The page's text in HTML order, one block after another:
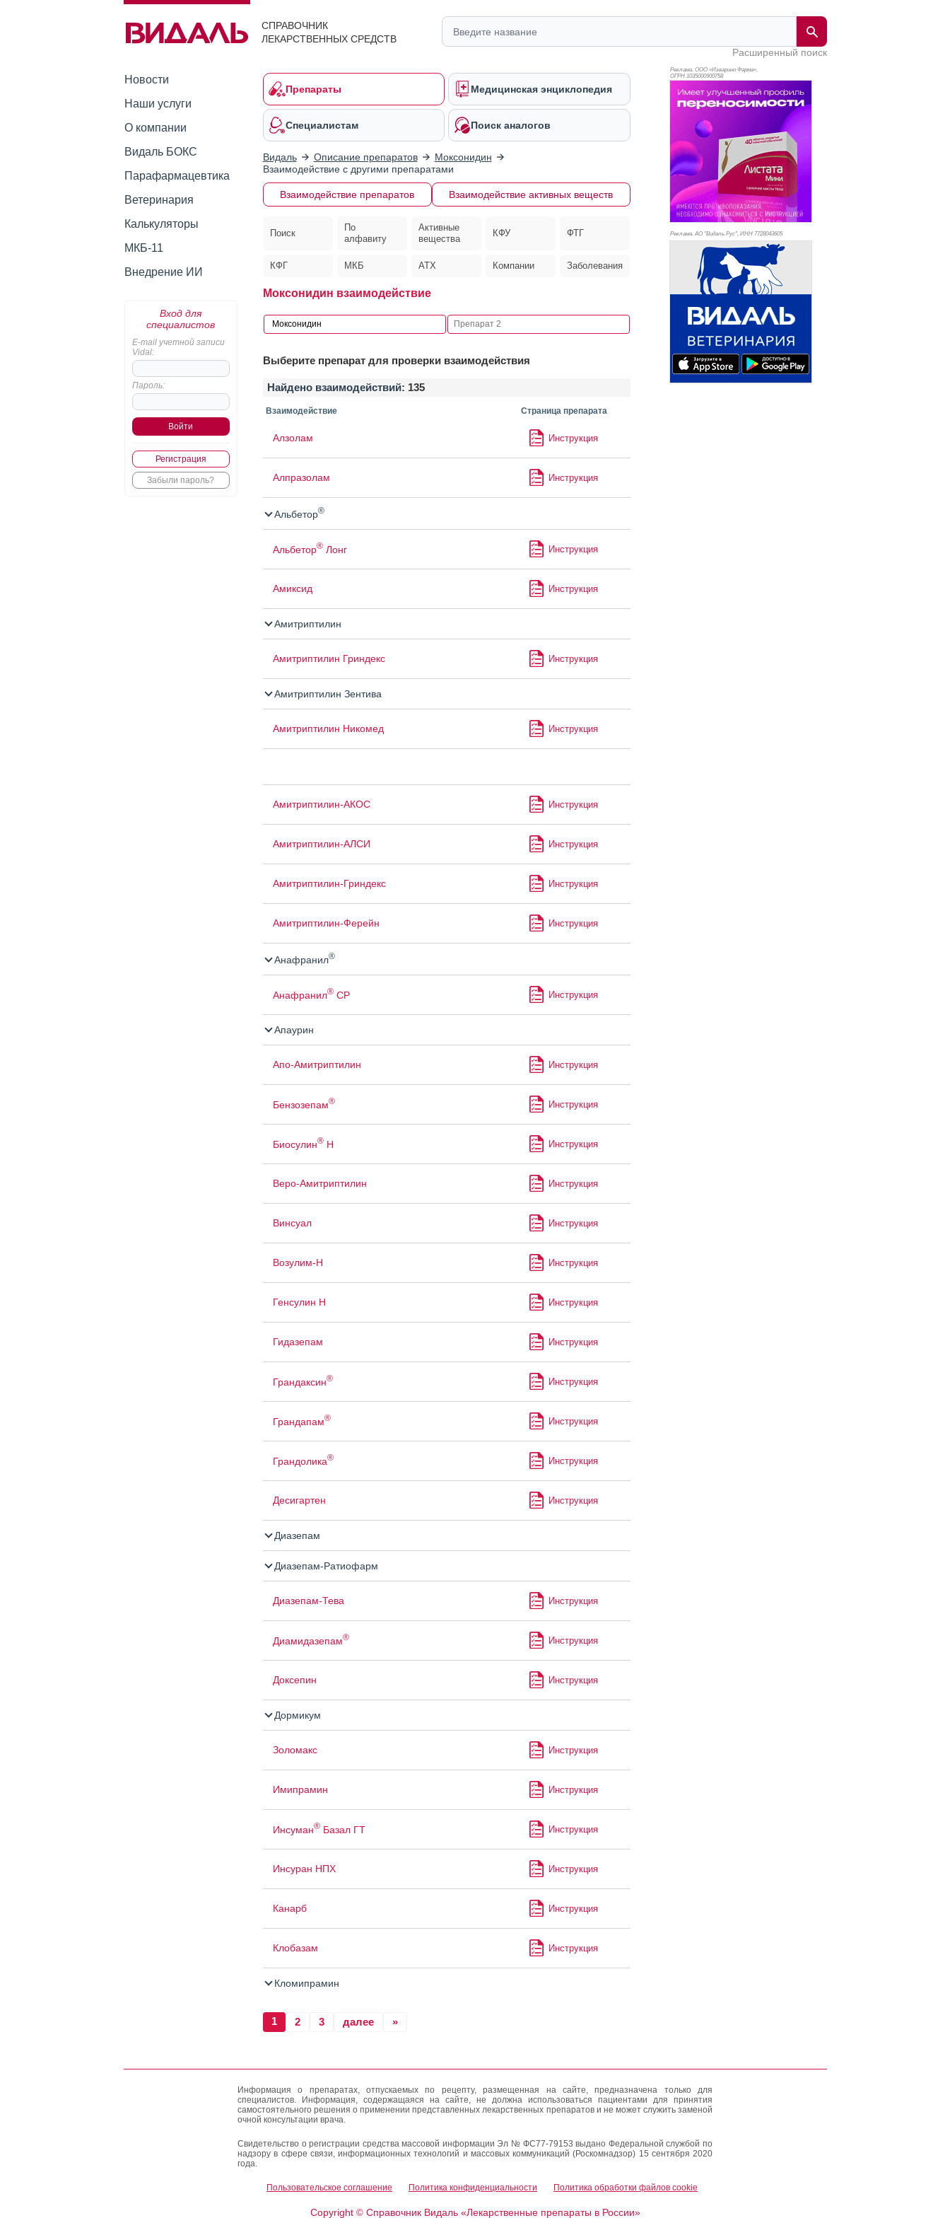
СПРАВОЧНИК
ЛЕКАРСТВЕННЫХ СРЕДСТВ
Расширенный поиск
Новости
Наши услуги
О компании
Видаль БОКС
Парафармацевтика
Ветеринария
Калькуляторы
МКБ-11
Внедрение ИИ
Вход для
специалистов
E-mail учетной записи
Vidal:
Пароль:
Регистрация
Забыли пароль?
Препараты Медицинская энциклопедия
Специалистам Поиск аналогов
Видаль Описание препаратов
Моксонидин
Взаимодействие с другими препаратами
Взаимодействие препаратов Взаимодействие активных веществ
Поиск
По
алфавиту
Активные
вещества
КФУ ФТГ
КФГ МКБ АТХ Компании Заболевания
Моксонидин взаимодействие
Выберите препарат для проверки взаимодействия
Найдено взаимодействий: 135
Взаимодействие Страница препарата
Алзолам Инструкция
Алпразолам Инструкция
Альбетор®
Альбетор®Лонг Инструкция
Амиксид Инструкция
Амитриптилин
Амитриптилин Гриндекс Инструкция
Амитриптилин Зентива
Амитриптилин Никомед Инструкция
Амитриптилин-АКОС Инструкция
Амитриптилин-АЛСИ Инструкция
Амитриптилин-Гриндекс Инструкция
Амитриптилин-Ферейн Инструкция
Анафранил®
Анафранил®СР Инструкция
Апаурин
Апо-Амитриптилин Инструкция
Бензозепам® Инструкция
Биосулин®Н Инструкция
Веро-Амитриптилин Инструкция
Винсуал Инструкция
Возулим-Н Инструкция
Генсулин Н Инструкция
Гидазепам Инструкция
Грандаксин® Инструкция
Грандапам® Инструкция
Грандолика® Инструкция
Десигартен Инструкция
Диазепам
Диазепам-Ратиофарм
Диазепам-Тева Инструкция
Диамидазепам® Инструкция
Доксепин Инструкция
Дормикум
Золомакс Инструкция
Имипрамин Инструкция
Инсуман®Базал ГТ Инструкция
Инсуран НПХ Инструкция
Канарб Инструкция
Клобазам Инструкция
Кломипрамин
1 2 3 далее »
Реклама. ООО «Изварино Фарма»,
ОГРН 1035000900758
Реклама. АО "Видаль Рус", ИНН 7728043605
Информация о препаратах, отпускаемых по рецепту, размещенная на сайте, предназначена только для
специалистов. Информация, содержащаяся на сайте, не должна использоваться пациентами для принятия
самостоятельного решения о применении представленных лекарственных препаратов и не может служить заменой
очной консультации врача.
Свидетельство о регистрации средства массовой информации Эл № ФС77-79153 выдано Федеральной службой по
надзору в сфере связи, информационных технологий и массовых коммуникаций (Роскомнадзор) 15 сентября 2020
года.
Пользовательское соглашение Политика конфиденциальности Политика обработки файлов cookie
Copyright ©Справочник Видаль «Лекарственные препараты в России»